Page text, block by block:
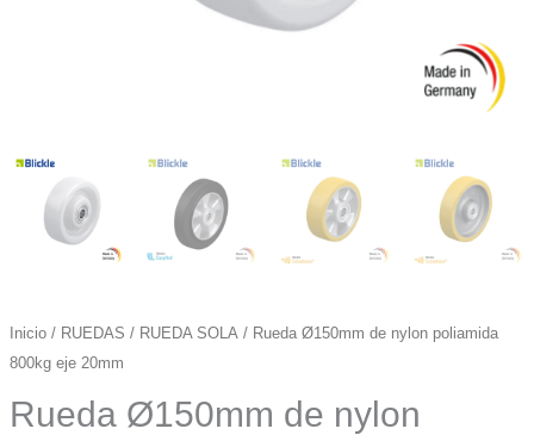
Inicio/ RUEDAS / RUEDA SOLA/ Rueda Ø150mm de nylon poliamida
800kg eje 20mm
Rueda Ø150mm de nylon